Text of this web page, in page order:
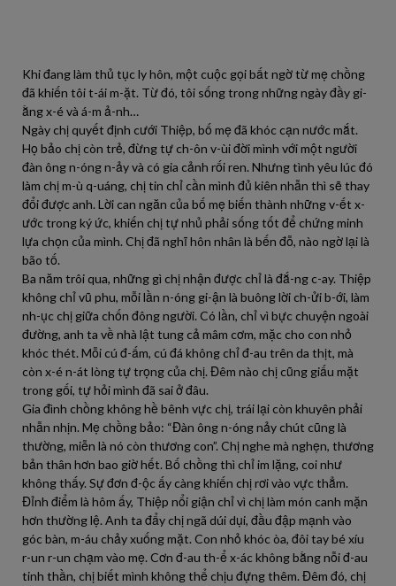
Khi đang làm thủ tục ly hôn, một cuộc gọi bất ngờ từ mẹ chồng
đã khiến tôi t-ái m-ặt. Từ đó, tôi sống trong những ngày đầy gi-
ằng x-é và á-m ả-nh…
Ngày chị quyết định cưới Thiệp, bố mẹ đã khóc cạn nước mắt.
Họ bảo chị còn trẻ, đừng tự ch-ôn v-ùi đời mình với một người
đàn ông n-óng n-ảy và có gia cảnh rối ren. Nhưng tình yêu lúc đó
làm chị m-ù q-uáng, chị tin chỉ cần mình đủ kiên nhẫn thì sẽ thay
đổi được anh. Lời can ngăn của bố mẹ biến thành những v-ết x-
ước trong ký ức, khiến chị tự nhủ phải sống tốt để chứng minh
lựa chọn của mình. Chị đã nghĩ hôn nhân là bến đỗ, nào ngờ lại là
bão tố.
Ba năm trôi qua, những gì chị nhận được chỉ là đắ-ng c-ay. Thiệp
không chỉ vũ phu, mỗi lần n-óng gi-ận là buông lời ch-ửi b-ới, làm
nh-ục chị giữa chốn đông người. Có lần, chỉ vì bực chuyện ngoài
đường, anh ta về nhà lật tung cả mâm cơm, mặc cho con nhỏ
khóc thét. Mỗi cú đ-ấm, cú đá không chỉ đ-au trên da thịt, mà
còn x-é n-át lòng tự trọng của chị. Đêm nào chị cũng giấu mặt
trong gối, tự hỏi mình đã sai ở đâu.
Gia đình chồng không hề bênh vực chị, trái lại còn khuyên phải
nhẫn nhịn. Mẹ chồng bảo: “Đàn ông n-óng nảy chút cũng là
thường, miễn là nó còn thương con”. Chị nghe mà nghẹn, thương
bản thân hơn bao giờ hết. Bố chồng thì chỉ im lặng, coi như
không thấy. Sự đơn đ-ộc ấy càng khiến chị rơi vào vực thẳm.
Đỉnh điểm là hôm ấy, Thiệp nổi giận chỉ vì chị làm món canh mặn
hơn thường lệ. Anh ta đẩy chị ngã dúi dụi, đầu đập mạnh vào
góc bàn, m-áu chảy xuống mặt. Con nhỏ khóc òa, đôi tay bé xíu
r-un r-un chạm vào mẹ. Cơn đ-au th-ể x-ác không bằng nỗi đ-au
tinh thần, chị biết mình không thể chịu đựng thêm. Đêm đó, chị